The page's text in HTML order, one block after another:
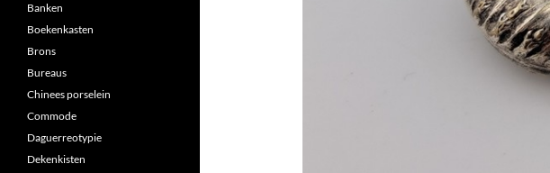
Banken
Boekenkasten
Brons
Bureaus
Chinees porselein
Commode
Daguerreotypie
Dekenkisten